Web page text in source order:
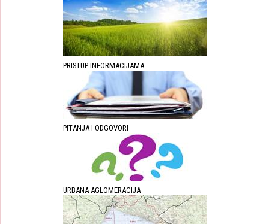
PRISTUP INFORMACIJAMA
PITANJA I ODGOVORI
URBANA AGLOMERACIJA